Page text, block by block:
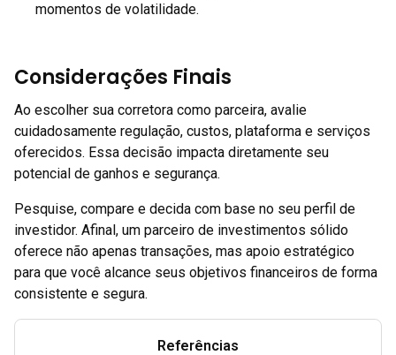
momentos de volatilidade.
Considerações Finais
Ao escolher sua corretora como parceira, avalie
cuidadosamente regulação, custos, plataforma e serviços
oferecidos. Essa decisão impacta diretamente seu
potencial de ganhos e segurança.
Pesquise, compare e decida com base no seu perfil de
investidor. Afinal, um parceiro de investimentos sólido
oferece não apenas transações, mas apoio estratégico
para que você alcance seus objetivos financeiros de forma
consistente e segura.
Referências